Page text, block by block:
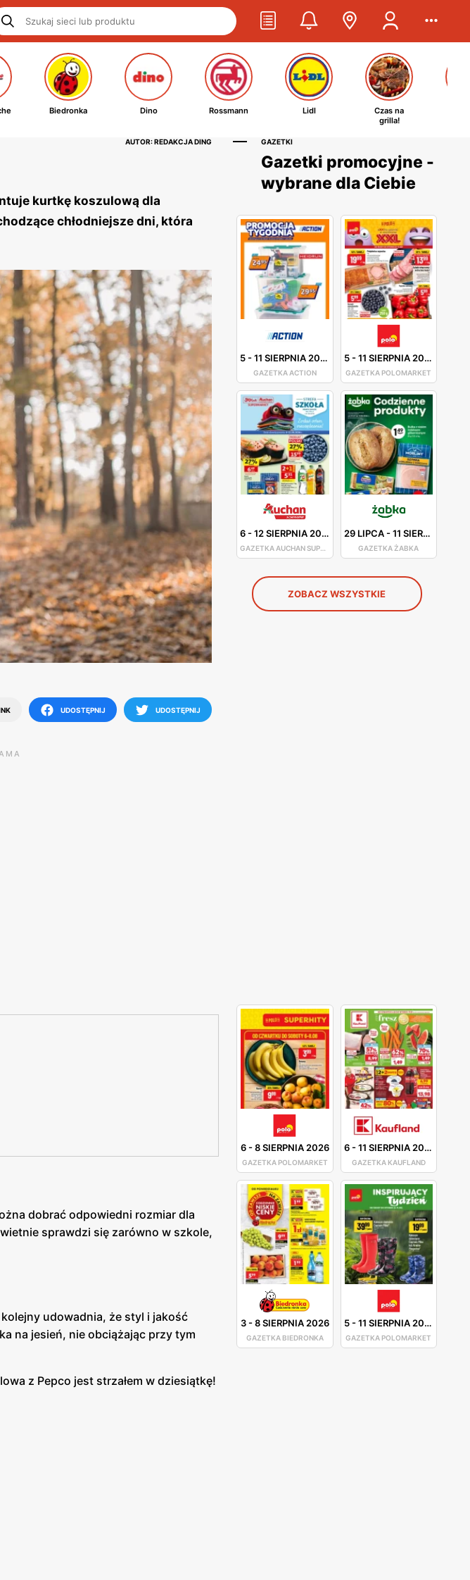
Biedronka Dino Rossmann Lidl
Czas na
grilla!
AUTOR: REDAKCJA DING
kurtkę koszulową dla
chłodniejsze dni, która
UDOSTĘPNIJ UDOSTĘPNIJ
GAZETKI
Gazetki promocyjne -
wybrane dla Ciebie
5-11 SIERPNIA 2026
GAZETKA ACTION
5-11 SIERPNIA 2026
GAZETKA POLOMARKET
6-12 SIERPNIA 2026
GAZETKA AUCHAN SUPERMARKET
29 LIPCA-11 SIERPNIA 2026
GAZETKA ŻABKA
ZOBACZ WSZYSTKIE
6-8 SIERPNIA 2026
GAZETKA POLOMARKET
6-11 SIERPNIA 2026
GAZETKA KAUFLAND
3-8 SIERPNIA 2026
GAZETKA BIEDRONKA
5-11 SIERPNIA 2026
GAZETKA POLOMARKET
dobrać odpowiedni rozmiar dla
sprawdzi się zarówno w szkole,
udowadnia, że styl i jakość
na jesień, nie obciążając przy tym
z Pepco jest strzałem w dziesiątkę!